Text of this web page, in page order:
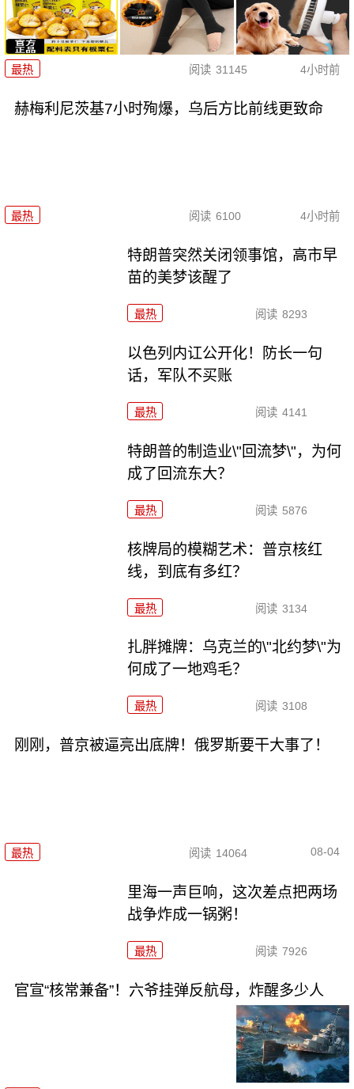
最热 阅读 31145 4小时前
赫梅利尼茨基7小时殉爆，乌后方比前线更致命
最热 阅读 6100 4小时前
特朗普突然关闭领事馆，高市早
苗的美梦该醒了
最热 阅读 8293
以色列内讧公开化！防长一句
话，军队不买账
最热 阅读 4141
特朗普的制造业\"回流梦\"，为何
成了回流东大？
最热 阅读 5876
核牌局的模糊艺术：普京核红
线，到底有多红？
最热 阅读 3134
扎胖摊牌：乌克兰的\"北约梦\"为
何成了一地鸡毛？
最热 阅读 3108
刚刚，普京被逼亮出底牌！俄罗斯要干大事了！
最热 阅读 14064 08-04
里海一声巨响，这次差点把两场
战争炸成一锅粥！
最热 阅读 7926
官宣“核常兼备”！六爷挂弹反航母，炸醒多少人